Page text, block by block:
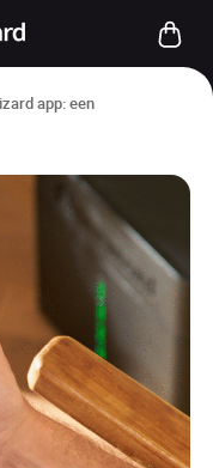
app: een